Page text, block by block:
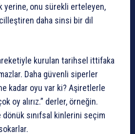
yerine, onu sürekli erteleyen,
daha sinsi bir dil
kurulan tarihsel ittifaka
Daha güvenli siperler
kadar oyu var ki? Aşiretlerle
oy alırız.” derler, örneğin.
sınıfsal kinlerini seçim